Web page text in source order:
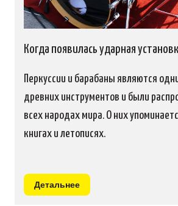
Когда появилась ударная
Перкуссии и барабаны являются
древних инструментов и были
всех народах мира. О них
книгах и летописях.
Детальнее